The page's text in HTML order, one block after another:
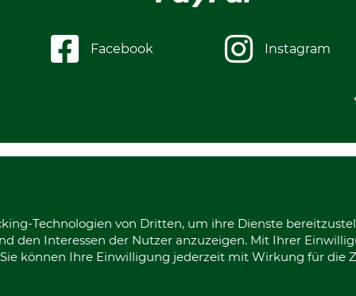
Facebook Instagram
Technologien von Dritten, um ihre Dienste
den Interessen der Nutzer anzuzeigen. Mit Ihrer
können Ihre Einwilligung jederzeit mit Wirkung für die